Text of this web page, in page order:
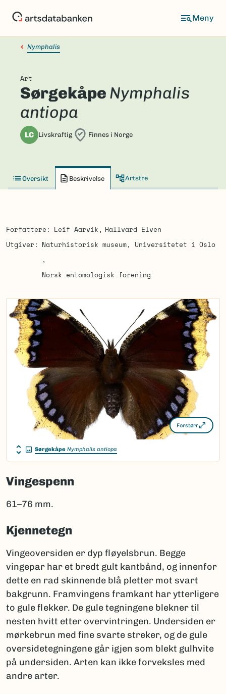
Nymphalis
Art
Sørgekåpe Nymphalis
antiopa
LC Livskraftig Finnes i Norge
Oversikt Beskrivelse Artstre
Forfattere Leif Aarvik
Hallvard Elven
Utgiver
Naturhistorisk museum, Universitetet i Oslo
Norsk entomologisk forening
Forstørr
Sørgekåpe Nymphalis antiopa
Vingespenn
61–76 mm.
Kjennetegn
Vingeoversiden er dyp fløyelsbrun. Begge
vingepar har et bredt gult kantbånd, og innenfor
dette en rad skinnende blå pletter mot svart
bakgrunn. Framvingens framkant har ytterligere
to gule flekker. De gule tegningene blekner til
nesten hvitt etter overvintringen. Undersiden er
mørkebrun med fine svarte streker, og de gule
oversidetegningene går igjen som blekt gulhvite
på undersiden. Arten kan ikke forveksles med
andre arter.